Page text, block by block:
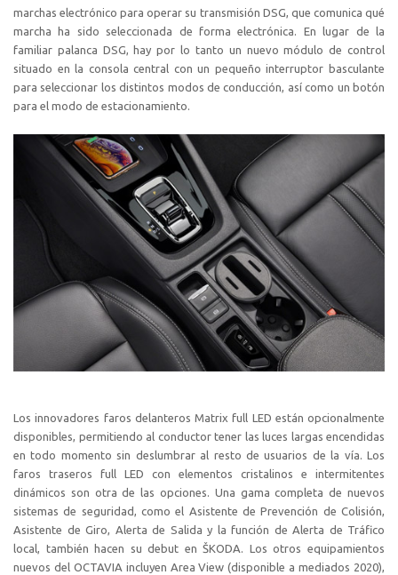
marchas electrónico para operar su transmisión DSG, que comunica qué
marcha ha sido seleccionada de forma electrónica. En lugar de la
familiar palanca DSG, hay por lo tanto un nuevo módulo de control
situado en la consola central con un pequeño interruptor basculante
para seleccionar los distintos modos de conducción, así como un botón
para el modo de estacionamiento.
Los innovadores faros delanteros Matrix full LED están opcionalmente
disponibles, permitiendo al conductor tener las luces largas encendidas
en todo momento sin deslumbrar al resto de usuarios de la vía. Los
faros traseros full LED con elementos cristalinos e intermitentes
dinámicos son otra de las opciones. Una gama completa de nuevos
sistemas de seguridad, como el Asistente de Prevención de Colisión,
Asistente de Giro, Alerta de Salida y la función de Alerta de Tráfico
local, también hacen su debut en ŠKODA. Los otros equipamientos
nuevos del OCTAVIA incluyen Area View (disponible a mediados 2020),